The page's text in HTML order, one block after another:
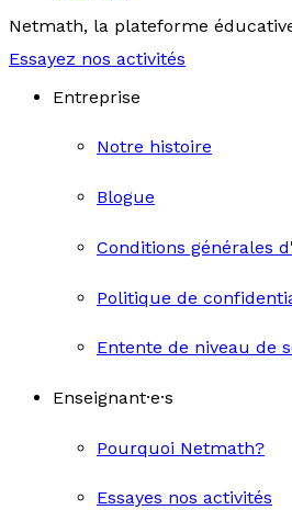
Netmath, la plateforme
Essayez nos activités
Entreprise
Notre histoire
Blogue
Conditions générales
Politique de
Entente de niveau de
Enseignant·e·s
Pourquoi Netmath?
Essayes nos activités